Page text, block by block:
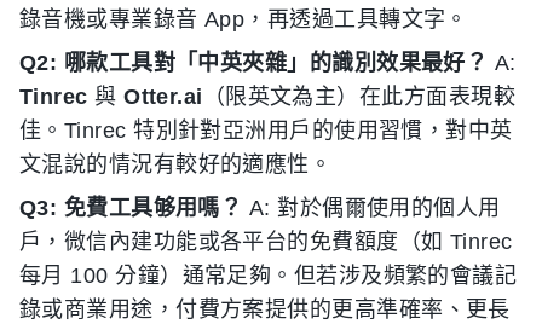
錄音機或專業錄音 App，再透過工具轉文字。
Q2: 哪款工具對「中英夾雜」的識別效果最好？ A:
Tinrec 與Otter.ai （限英文為主）在此方面表現較
佳。Tinrec 特別針對亞洲用戶的使用習慣，對中英
文混說的情況有較好的適應性。
Q3: 免費工具够用嗎？ A: 對於偶爾使用的個人用
戶，微信內建功能或各平台的免費額度（如 Tinrec
每月 100 分鐘）通常足夠。但若涉及頻繁的會議記
錄或商業用途，付費方案提供的更高準確率、更長